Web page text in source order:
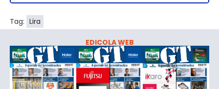
Tag: Lira
EDICOLA WEB